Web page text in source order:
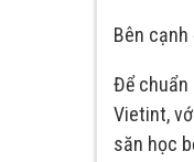
Bên
Để chuẩn
Vietint,
săn học